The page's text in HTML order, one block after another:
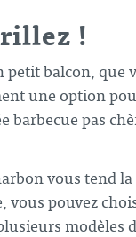
!
petit balcon, que
une option
barbecue pas
vous tend la
vous pouvez
modèles